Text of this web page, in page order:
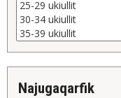
najugaqarfik